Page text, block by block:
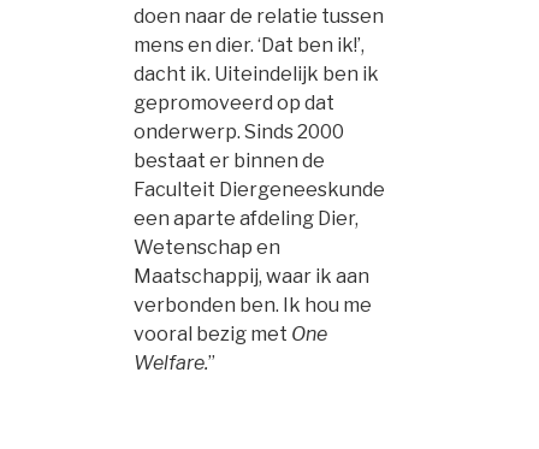
doen naar de relatie tussen
mens en dier. ‘Dat ben ik!’,
dacht ik. Uiteindelijk ben ik
gepromoveerd op dat
onderwerp. Sinds 2000
bestaat er binnen de
Faculteit Diergeneeskunde
een aparte afdeling Dier,
Wetenschap en
Maatschappij, waar ik aan
verbonden ben. Ik hou me
vooral bezig met One
Welfare.”